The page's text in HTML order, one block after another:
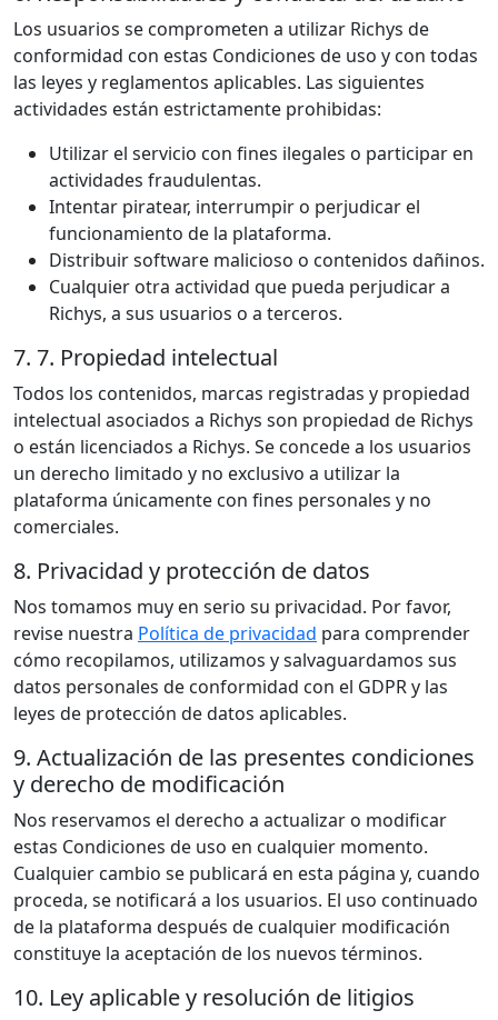
Los usuarios se comprometen a utilizar Richys de
conformidad con estas Condiciones de uso y con todas
las leyes y reglamentos aplicables. Las siguientes
actividades están estrictamente prohibidas:
Utilizar el servicio con fines ilegales o participar en
actividades fraudulentas.
Intentar piratear, interrumpir o perjudicar el
funcionamiento de la plataforma.
Distribuir software malicioso o contenidos dañinos.
Cualquier otra actividad que pueda perjudicar a
Richys, a sus usuarios o a terceros.
7. 7. Propiedad intelectual
Todos los contenidos, marcas registradas y propiedad
intelectual asociados a Richys son propiedad de Richys
o están licenciados a Richys. Se concede a los usuarios
un derecho limitado y no exclusivo a utilizar la
plataforma únicamente con fines personales y no
comerciales.
8. Privacidad y protección de datos
Nos tomamos muy en serio su privacidad. Por favor,
revise nuestra Política de privacidad para comprender
cómo recopilamos, utilizamos y salvaguardamos sus
datos personales de conformidad con el GDPR y las
leyes de protección de datos aplicables.
9. Actualización de las presentes condiciones
y derecho de modificación
Nos reservamos el derecho a actualizar o modificar
estas Condiciones de uso en cualquier momento.
Cualquier cambio se publicará en esta página y, cuando
proceda, se notificará a los usuarios. El uso continuado
de la plataforma después de cualquier modificación
constituye la aceptación de los nuevos términos.
10. Ley aplicable y resolución de litigios